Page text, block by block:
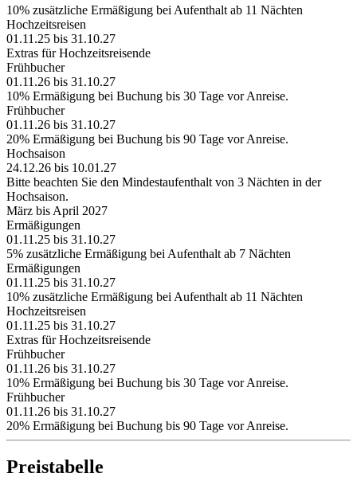
10% zusätzliche Ermäßigung bei Aufenthalt ab 11 Nächten
Hochzeitsreisen
01.11.25 bis 31.10.27
Extras für Hochzeitsreisende
Frühbucher
01.11.26 bis 31.10.27
10% Ermäßigung bei Buchung bis 30 Tage vor Anreise.
Frühbucher
01.11.26 bis 31.10.27
20% Ermäßigung bei Buchung bis 90 Tage vor Anreise.
Hochsaison
24.12.26 bis 10.01.27
Bitte beachten Sie den Mindestaufenthalt von 3 Nächten in der
Hochsaison.
März bis April 2027
Ermäßigungen
01.11.25 bis 31.10.27
5% zusätzliche Ermäßigung bei Aufenthalt ab 7 Nächten
Ermäßigungen
01.11.25 bis 31.10.27
10% zusätzliche Ermäßigung bei Aufenthalt ab 11 Nächten
Hochzeitsreisen
01.11.25 bis 31.10.27
Extras für Hochzeitsreisende
Frühbucher
01.11.26 bis 31.10.27
10% Ermäßigung bei Buchung bis 30 Tage vor Anreise.
Frühbucher
01.11.26 bis 31.10.27
20% Ermäßigung bei Buchung bis 90 Tage vor Anreise.
Preistabelle